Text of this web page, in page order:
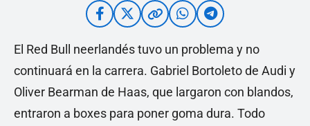
El Red Bull neerlandés tuvo un problema y no
continuará en la carrera. Gabriel Bortoleto de Audi y
Oliver Bearman de Haas, que largaron con blandos,
entraron a boxes para poner goma dura. Todo